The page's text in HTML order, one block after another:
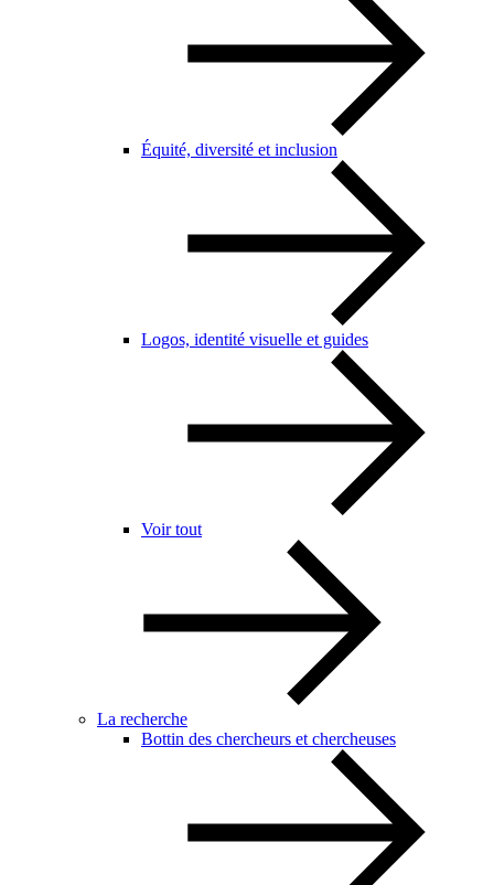
Équité, diversité et inclusion
Logos, identité visuelle et guides
Voir tout
La recherche
Bottin des chercheurs et chercheuses